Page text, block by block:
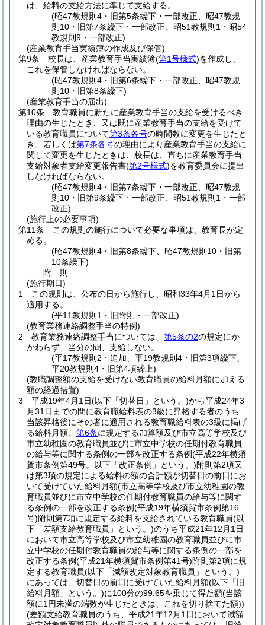
は、給料の支給方法に準じて支給する。
(昭47教規則4・旧第5条繰下・一部改正、昭47教規
則10・旧第7条繰下・一部改正、昭51教規則1・昭54
教規則9・一部改正)
(産業教育手当実績簿の作成及び保管)
第9条
校長は、産業教育手当実績簿(第1号様式)を作成し、
これを保管しなければならない。
(昭47教規則4・旧第6条繰下・一部改正、昭47教規
則10・旧第8条繰下)
(産業教育手当の届出)
第10条
教育職員に新たに産業教育手当の支給を受けるべき
理由の生じたとき、又は既に産業教育手当の支給を受けて
いる教育職員について第3条各号の時間数に変更を生じたと
き、若しくは第7条各号の理由により産業教育手当の支給に
関して変更を生じたときは、校長は、直ちに産業教育手当
支給対象者支給変更報告書(第2号様式)を教育委員会に提出
しなければならない。
(昭47教規則4・旧第7条繰下・一部改正、昭47教規
則10・旧第9条繰下・一部改正、昭51教規則1・一部
改正)
(施行上の必要事項)
第11条
この規則の施行について必要な事項は、教育長が定
める。
(昭47教規則4・旧第8条繰下、昭47教規則10・旧第
10条繰下)
附 則
(施行期日)
1
この規則は、公布の日から施行し、昭和33年4月1日から
適用する。
(平11教規則1・旧附則・一部改正)
(教育業務連絡調整手当の特例)
2
教育業務連絡調整手当については、 第5条の2の規定にか
かわらず、当分の間、支給しない。
(平17教規則2・追加、平19教規則4・旧第3項繰下、
平20教規則4・旧第4項繰上)
(教職調整額の支給を受けない教育職員の給料月額に加える
額の経過措置)
3
平成19年4月1日(以下「切替日」という。)から平成24年3
月31日までの間に教育職給料表の3級に昇格する者のうち
当該昇格後にその者に適用される教育職給料表の3級に掲げ
る給料月額、 第6条に規定する加算額及び市立高等学校及び
市立幼稚園の教育職員並びに市立中学校の任期付教育職員
の給与等に関する条例の一部を改正する条例(平成22年横須
賀市条例第49号。以下「改正条例」という。)附則第2項又
は第3項の規定による給料の額の合計額が切替日の前日にお
いて受けていた給料月額(市立高等学校及び市立幼稚園の教
育職員並びに市立中学校の任期付教育職員の給与等に関す
る条例の一部を改正する条例(平成19年横須賀市条例第16
号)附則第7項に規定する給料を支給されている教育職員(以
下「差額支給教育職員」という。)のうち平成21年12月1日
において市立高等学校及び市立幼稚園の教育職員並びに市
立中学校の任期付教育職員の給与等に関する条例の一部を
改正する条例(平成21年横須賀市条例第41号)附則第2項に規
定する教育職員(以下「減額改定対象教育職員」という。)
にあっては、切替日の前日に受けていた給料月額(以下「旧
給料月額」という。)に100分の99.65を乗じて得た額(当該
額に1円未満の端数が生じたときは、これを切り捨てた額))
(差額支給教育職員のうち、平成21年12月1日において減額